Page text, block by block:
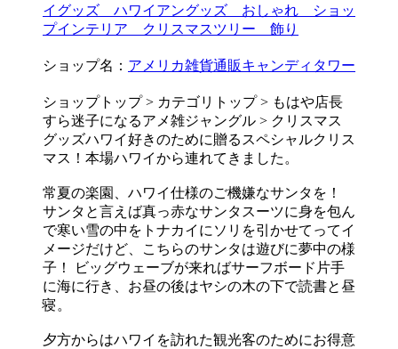
イグッズ ハワイアングッズ おしゃれ ショッ
プインテリア クリスマスツリー 飾り
ショップ名： アメリカ雑貨通販キャンディタワー
ショップトップ > カテゴリトップ > もはや店長
すら迷子になるアメ雑ジャングル > クリスマス
グッズハワイ好きのために贈るスペシャルクリス
マス！本場ハワイから連れてきました。
常夏の楽園、ハワイ仕様のご機嫌なサンタを！
サンタと言えば真っ赤なサンタスーツに身を包ん
で寒い雪の中をトナカイにソリを引かせてってイ
メージだけど、こちらのサンタは遊びに夢中の様
子！ ビッグウェーブが来ればサーフボード片手
に海に行き、お昼の後はヤシの木の下で読書と昼
寝。
夕方からはハワイを訪れた観光客のためにお得意